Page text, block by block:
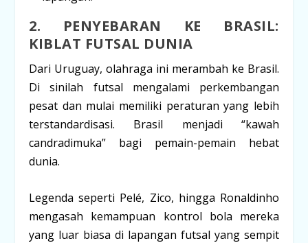
2. PENYEBARAN KE BRASIL:
KIBLAT FUTSAL DUNIA
Dari Uruguay, olahraga ini merambah ke Brasil.
Di sinilah futsal mengalami perkembangan
pesat dan mulai memiliki peraturan yang lebih
terstandardisasi. Brasil menjadi “kawah
candradimuka” bagi pemain-pemain hebat
dunia.
Legenda seperti Pelé, Zico, hingga Ronaldinho
mengasah kemampuan kontrol bola mereka
yang luar biasa di lapangan futsal yang sempit